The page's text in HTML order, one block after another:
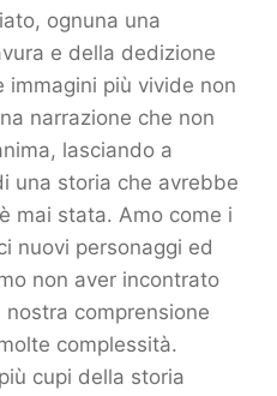
ognuna una
e della dedizione
immagini più vivide non
narrazione che non
lasciando a
una storia che avrebbe
mai stata. Amo come i
nuovi personaggi ed
non aver incontrato
comprensione
complessità.
cupi della storia